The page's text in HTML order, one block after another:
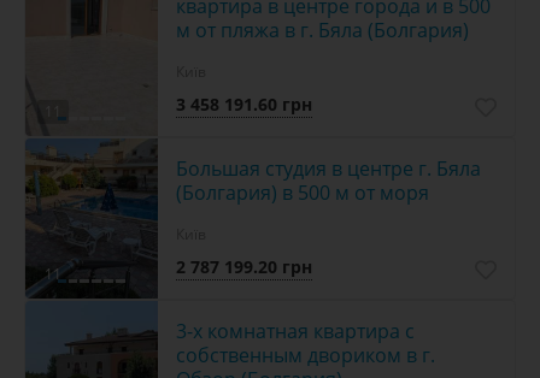
квартира в центре города и в 500
м от пляжа в г. Бяла (Болгария)
3 458 191.60 грн
11
Большая студия в центре г. Бяла
(Болгария) в 500 м от моря
2 787 199.20 грн
3-х комнатная квартира с
собственным двориком в г.